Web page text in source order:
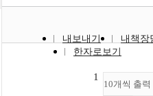
내보내기
내책장
한자로보기
10개씩 출력
1